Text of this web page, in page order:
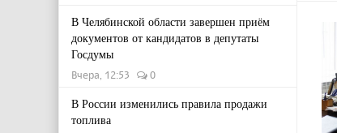
В Челябинской области завершен приём
документов от кандидатов в депутаты
Госдумы
Вчера, 12:53 0
В России изменились правила продажи
топлива